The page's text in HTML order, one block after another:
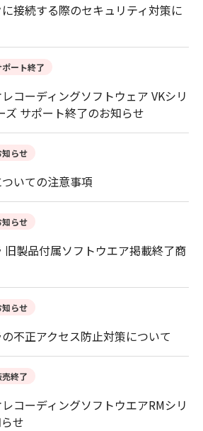
接続する際のセキュリティ対策に
ポート終了
コーディングソフトウェア VKシリ
ズ サポート終了のお知らせ
知らせ
いての注意事項
知らせ
旧製品付属ソフトウエア掲載終了商
知らせ
不正アクセス防止対策について
売終了
コーディングソフトウエアRMシリ
せ